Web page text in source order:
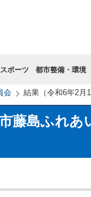
ポーツ 都市整備・環境
会 結果（令和6年2月
藤島ふれあ